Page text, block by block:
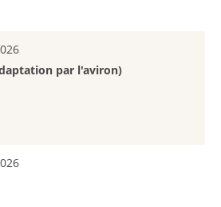
par l'aviron)